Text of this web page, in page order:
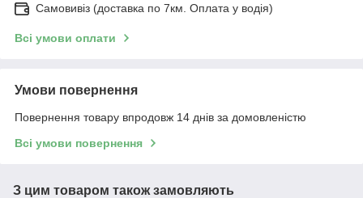
Самовивіз (доставка по 7км. Оплата у водія)
Всі умови оплати
Умови повернення
Повернення товару впродовж 14 днів за домовленістю
Всі умови повернення
З цим товаром також замовляють